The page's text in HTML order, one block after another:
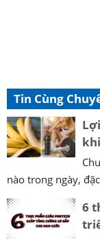
Tin Cùng
nào trong ngày,
6